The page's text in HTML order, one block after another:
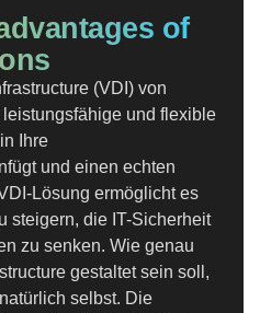
of
(VDI) von
und flexible
Ihre
und einen echten
Lösung ermöglicht es
steigern, die IT-Sicherheit
zu senken. Wie genau
gestaltet sein soll,
selbst. Die